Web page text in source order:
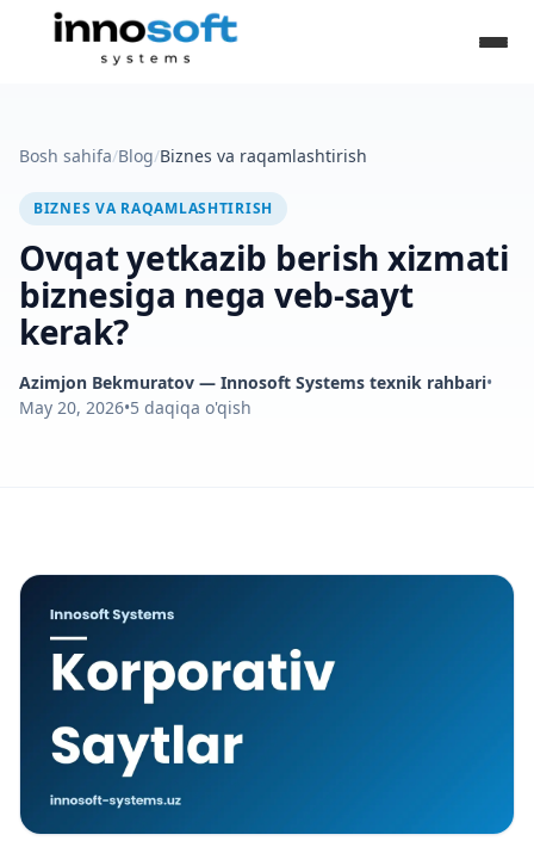
Bosh sahifa/Blog/Biznes va raqamlashtirish
BIZNES VA RAQAMLASHTIRISH
Ovqat yetkazib berish xizmati
biznesiga nega veb-sayt
kerak?
Azimjon Bekmuratov — Innosoft Systems texnik rahbari•
May 20, 2026•5 daqiqa o'qish